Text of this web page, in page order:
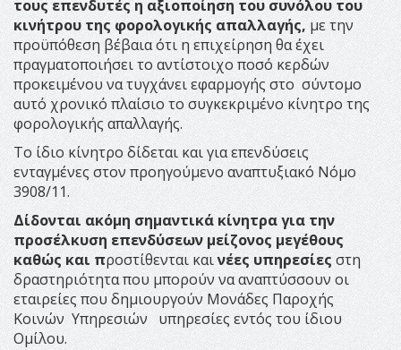
τους επενδυτές η αξιοποίηση του συνόλου του
κινήτρου της φορολογικής απαλλαγής,με την
προϋπόθεση βέβαια ότι η επιχείρηση θα έχει
πραγματοποιήσει το αντίστοιχο ποσό κερδών
προκειμένου να τυγχάνει εφαρμογής στο σύντομο
αυτό χρονικό πλαίσιο το συγκεκριμένο κίνητρο της
φορολογικής απαλλαγής.
Το ίδιο κίνητρο δίδεται και για επενδύσεις
ενταγμένες στον προηγούμενο αναπτυξιακό Νόμο
3908/11.
Δίδονται ακόμη σημαντικά κίνητρα για την
προσέλκυση επενδύσεων μείζονος μεγέθους
καθώς και προστίθενται καινέες υπηρεσίεςστη
δραστηριότητα που μπορούν να αναπτύσσουν οι
εταιρείες που δημιουργούν Μονάδες Παροχής
Κοινών Υπηρεσιών υπηρεσίες εντός του ίδιου
Ομίλου.